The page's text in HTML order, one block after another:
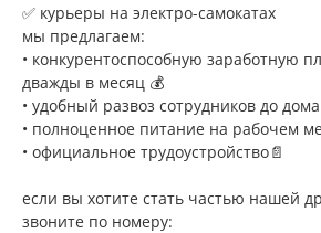
✅ курьеры на электро-самокатах
мы предлагаем:
• конкурентоспособную заработную
дважды в месяц 💰
• удобный развоз сотрудников до
• полноценное питание на рабочем
• официальное трудоустройство📄
если вы хотите стать частью нашей
звоните по номеру: